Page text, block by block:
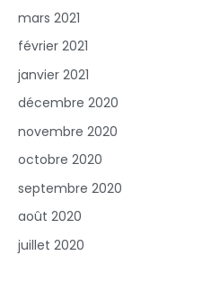
mars 2021
février 2021
janvier 2021
décembre 2020
novembre 2020
octobre 2020
septembre 2020
août 2020
juillet 2020